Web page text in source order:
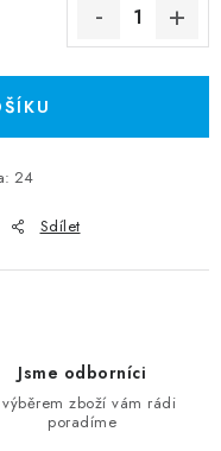
: 24
Sdílet
Jsme odborníci
zboží vám rádi
poradíme